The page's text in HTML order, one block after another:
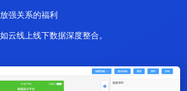
强关系的福利
云线上线下数据深度整合。